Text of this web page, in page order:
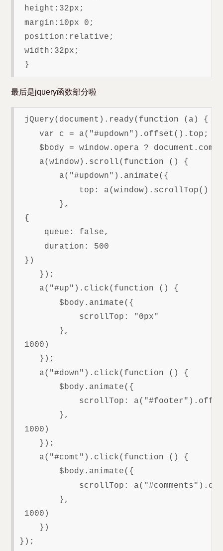
height:32px;
margin:10px 0;
position:relative;
width:32px;
最后是jquery函数部分啦
jQuery(document).ready(function (a) {
    var c = a("#updown").offset().top;
$body = window.opera ?
    a(window).scroll(function () {
        a("#updown").animate({
top: a(window).scrollTop() +
        },
{
     queue: false,
     duration: 500
})
    });
    a("#up").click(function () {
        $body.animate({
            scrollTop: "0px"
        },
1000)
    });
    a("#down").click(function () {
        $body.animate({
scrollTop:
        },
1000)
    });
    a("#comt").click(function () {
        $body.animate({
scrollTop:
        },
1000)
    })